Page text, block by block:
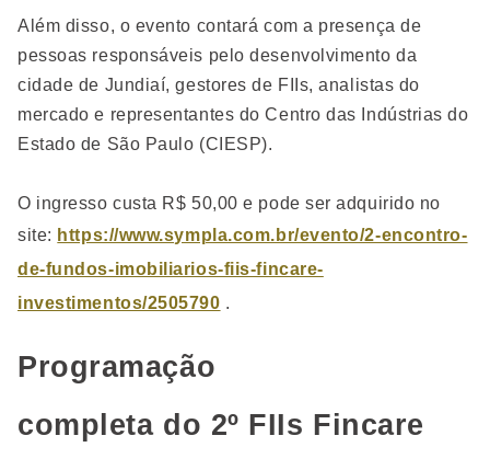
Além disso, o evento contará com a presença de
pessoas responsáveis pelo desenvolvimento da
cidade de Jundiaí, gestores de FIIs, analistas do
mercado e representantes do Centro das Indústrias do
Estado de São Paulo (CIESP).
O ingresso custa R$ 50,00 e pode ser adquirido no
site: https://www.sympla.com.br/evento/2-encontro-
de-fundos-imobiliarios-fiis-fincare-
investimentos/2505790 .
Programação
completa do 2º FIIs Fincare